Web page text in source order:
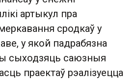
артыкул пра
сродкаў у
у якой падрабязна
сыходзяць саюзныя
праектаў рэалізуецца